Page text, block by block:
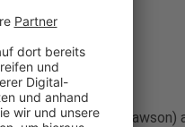
Tano (Rosario Dawson)